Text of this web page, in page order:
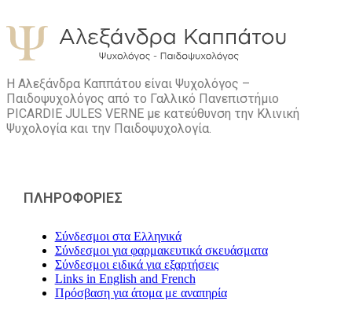
Η Αλεξάνδρα Καππάτου είναι Ψυχολόγος –
Παιδοψυχολόγος από το Γαλλικό Πανεπιστήμιο
PICARDIE JULES VERNE με κατεύθυνση την Kλινική
Ψυχολογία και την Παιδοψυχολογία.
ΠΛΗΡΟΦΟΡΙΕΣ
Σύνδεσμοι στα Ελληνικά
Σύνδεσμοι για φαρμακευτικά σκευάσματα
Σύνδεσμοι ειδικά για εξαρτήσεις
Links in English and French
Πρόσβαση για άτομα με αναπηρία